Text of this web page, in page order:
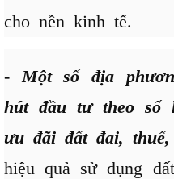
cho nền kinh tế.
- Một số địa
hút đầu tư theo số
ưu đãi đất đai,
hiệu quả sử dụng